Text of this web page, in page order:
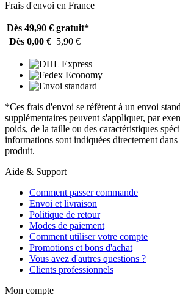
Frais d'envoi en France
Dès 49,90 € gratuit*
Dès 0,00 € 5,90 €
*Ces frais d'envoi se réfèrent à un envoi
supplémentaires peuvent s'appliquer, par
poids, de la taille ou des caractéristiques
informations sont indiquées directement
produit.
Aide & Support
Comment passer commande
Envoi et livraison
Politique de retour
Modes de paiement
Comment utiliser votre compte
Promotions et bons d'achat
Vous avez d'autres questions ?
Clients professionnels
Mon compte